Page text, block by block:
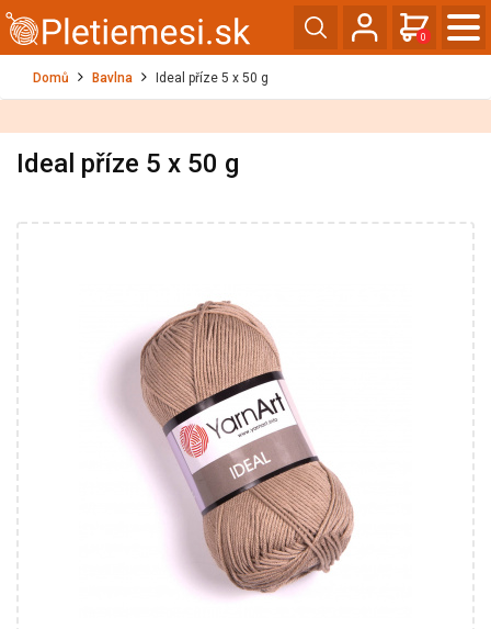
0
Domů Bavlna Ideal příze 5 x 50 g
Ideal příze 5 x 50 g